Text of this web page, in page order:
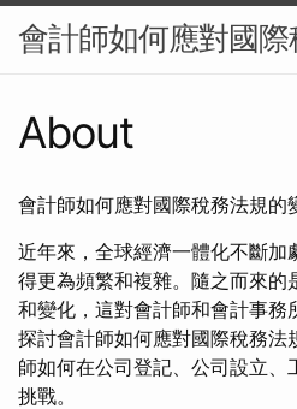
會計師如何應對國
About
會計師如何應對國際稅務法規的
近年來，全球經濟一體化不斷加
得更為頻繁和複雜。隨之而來的
和變化，這對會計師和會計事務
探討會計師如何應對國際稅務法
師如何在公司登記、公司設立、
挑戰。